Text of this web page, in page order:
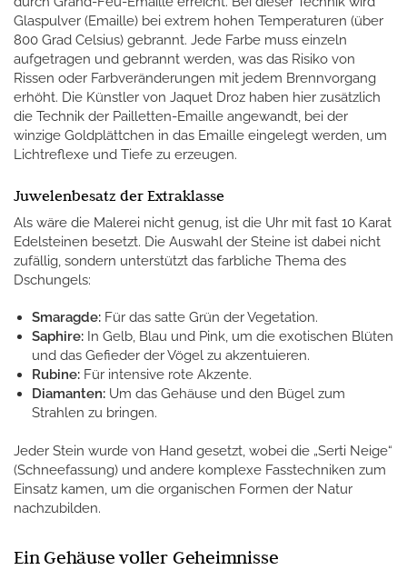
Glaspulver (Emaille) bei extrem hohen Temperaturen (über
800 Grad Celsius) gebrannt. Jede Farbe muss einzeln
aufgetragen und gebrannt werden, was das Risiko von
Rissen oder Farbveränderungen mit jedem Brennvorgang
erhöht. Die Künstler von Jaquet Droz haben hier zusätzlich
die Technik der Pailletten-Emaille angewandt, bei der
winzige Goldplättchen in das Emaille eingelegt werden, um
Lichtreflexe und Tiefe zu erzeugen.
Juwelenbesatz der Extraklasse
Als wäre die Malerei nicht genug, ist die Uhr mit fast 10 Karat
Edelsteinen besetzt. Die Auswahl der Steine ist dabei nicht
zufällig, sondern unterstützt das farbliche Thema des
Dschungels:
Smaragde: Für das satte Grün der Vegetation.
Saphire: In Gelb, Blau und Pink, um die exotischen Blüten
und das Gefieder der Vögel zu akzentuieren.
Rubine: Für intensive rote Akzente.
Diamanten: Um das Gehäuse und den Bügel zum
Strahlen zu bringen.
Jeder Stein wurde von Hand gesetzt, wobei die „Serti Neige“
(Schneefassung) und andere komplexe Fasstechniken zum
Einsatz kamen, um die organischen Formen der Natur
nachzubilden.
Ein Gehäuse voller Geheimnisse